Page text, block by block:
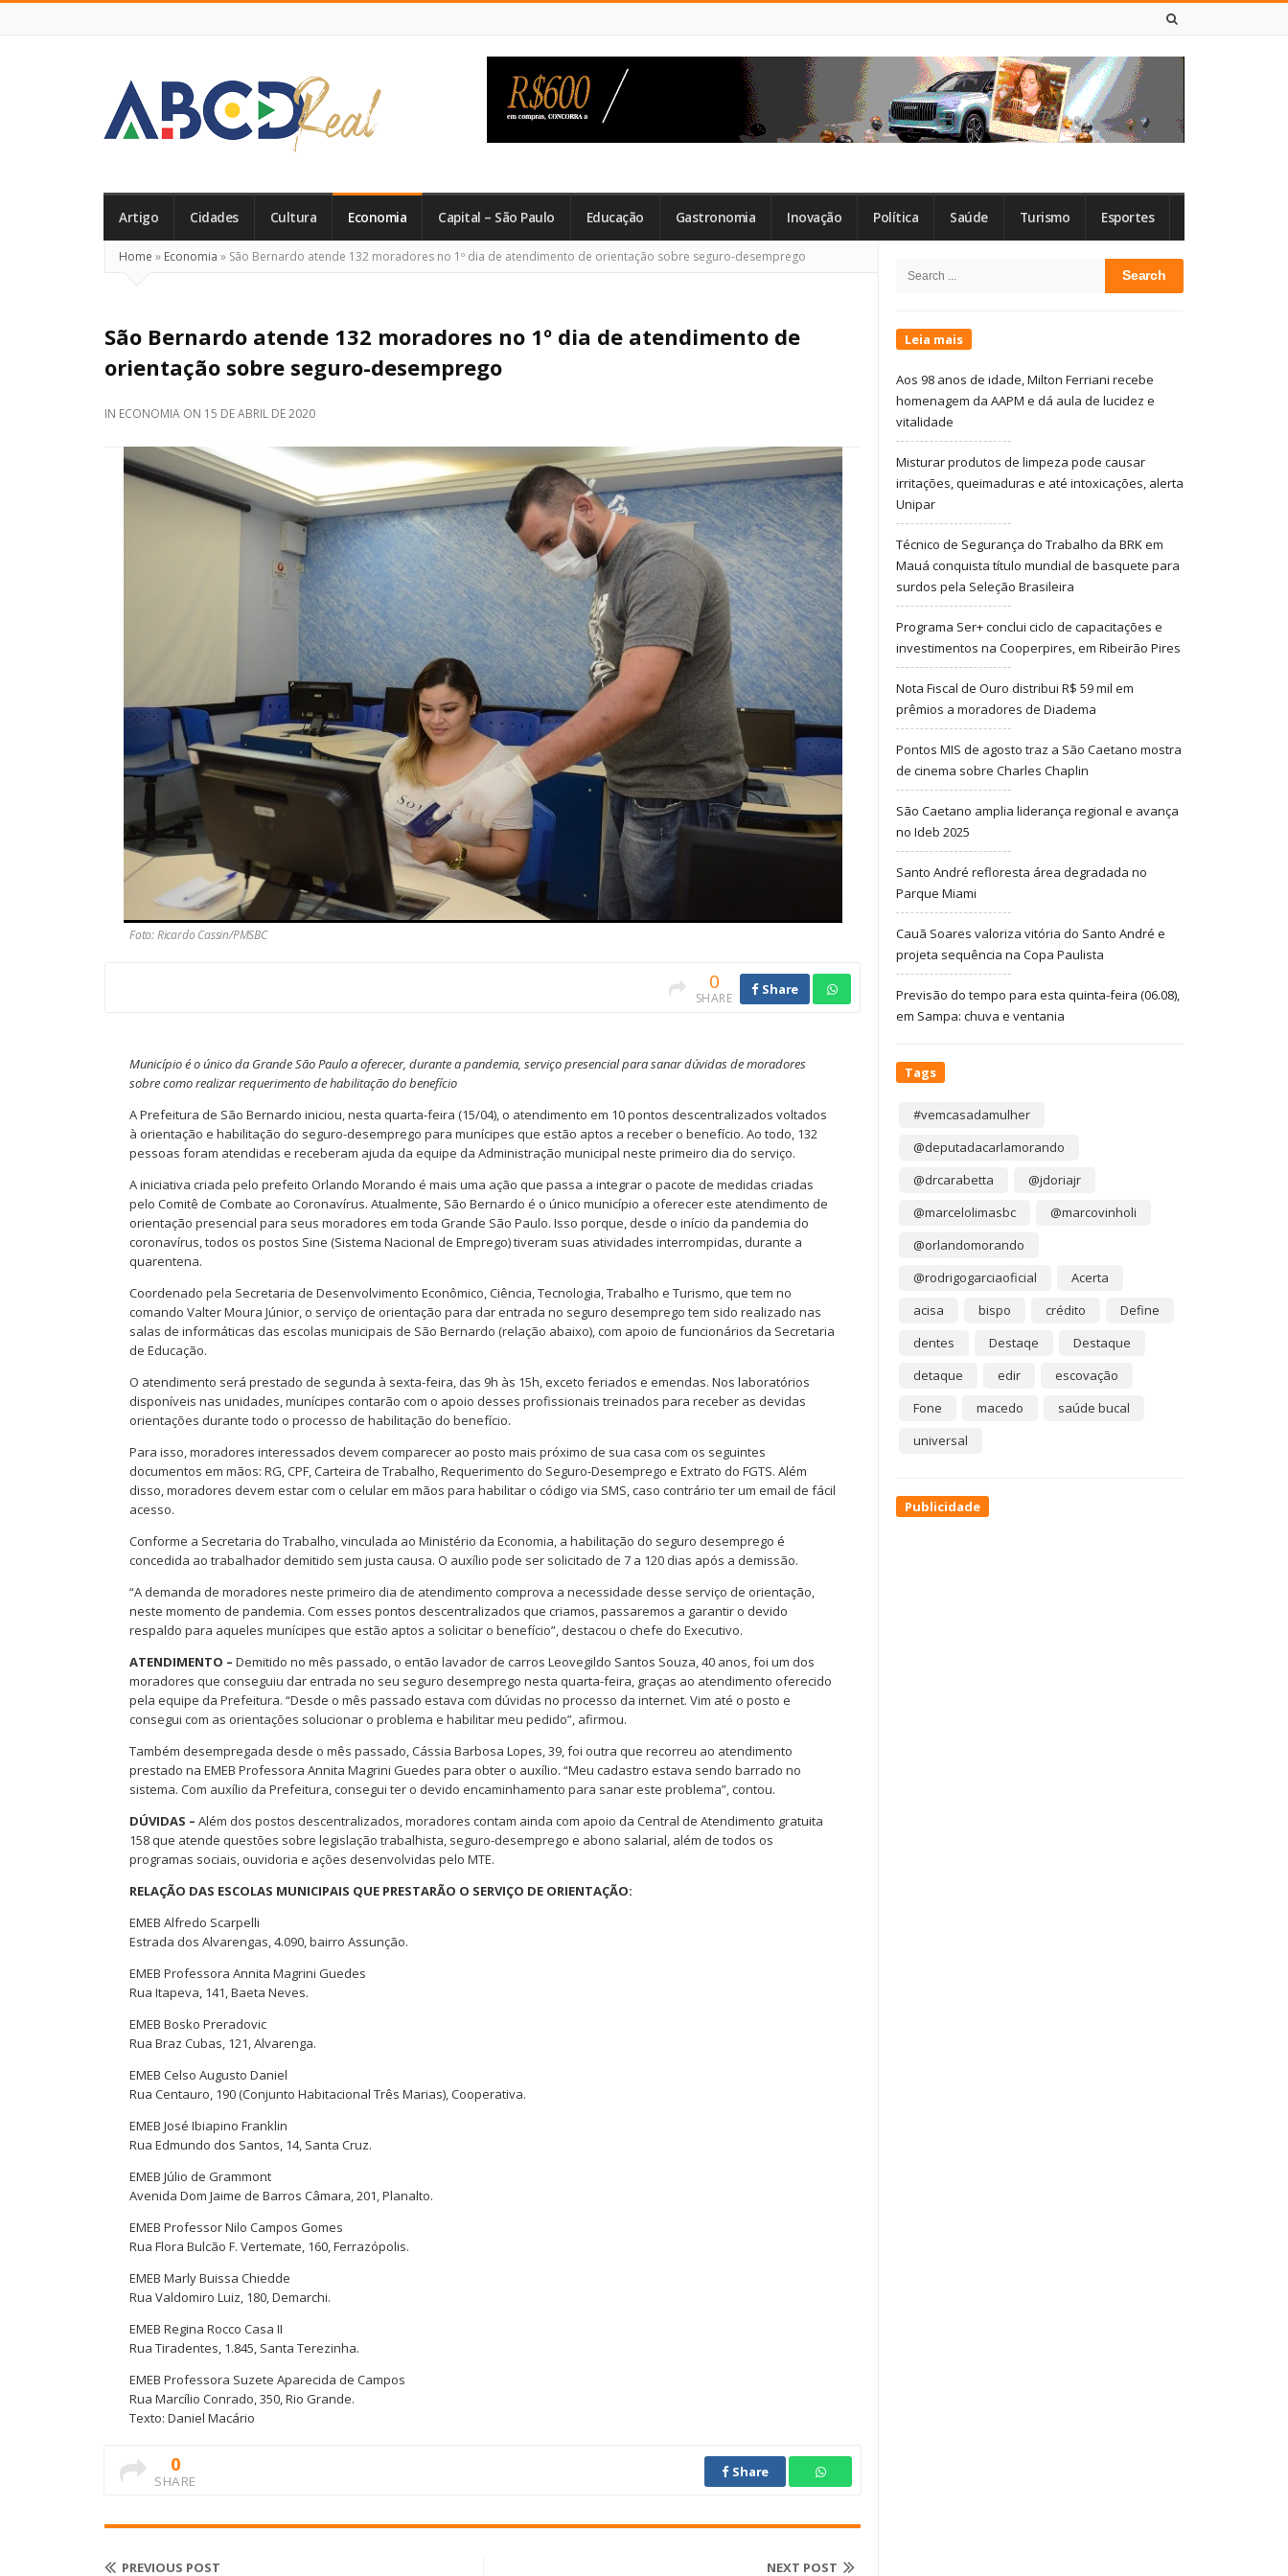
Real
Artigo Cidades Cultura Economia Capital – São Paulo Educação Gastronomia Inovação Política Saúde Turismo Esportes
Home » Economia » São Bernardo atende 132 moradores no 1º dia de atendimento de orientação sobre seguro-desemprego
São Bernardo atende 132 moradores no 1º dia de atendimento de
orientação sobre seguro-desemprego
IN ECONOMIA ON 15 DE ABRIL DE 2020
Foto: Ricardo Cassin/PMSBC
0
SHARE
Share
Município é o único da Grande São Paulo a oferecer, durante a pandemia, serviço presencial para sanar dúvidas de moradores
sobre como realizar requerimento de habilitação do benefício
A Prefeitura de São Bernardo iniciou, nesta quarta-feira (15/04), o atendimento em 10 pontos descentralizados voltados
à orientação e habilitação do seguro-desemprego para munícipes que estão aptos a receber o benefício. Ao todo, 132
pessoas foram atendidas e receberam ajuda da equipe da Administração municipal neste primeiro dia do serviço.
A iniciativa criada pelo prefeito Orlando Morando é mais uma ação que passa a integrar o pacote de medidas criadas
pelo Comitê de Combate ao Coronavírus. Atualmente, São Bernardo é o único município a oferecer este atendimento de
orientação presencial para seus moradores em toda Grande São Paulo. Isso porque, desde o início da pandemia do
coronavírus, todos os postos Sine (Sistema Nacional de Emprego) tiveram suas atividades interrompidas, durante a
quarentena.
Coordenado pela Secretaria de Desenvolvimento Econômico, Ciência, Tecnologia, Trabalho e Turismo, que tem no
comando Valter Moura Júnior, o serviço de orientação para dar entrada no seguro desemprego tem sido realizado nas
salas de informáticas das escolas municipais de São Bernardo (relação abaixo), com apoio de funcionários da Secretaria
de Educação.
O atendimento será prestado de segunda à sexta-feira, das 9h às 15h, exceto feriados e emendas. Nos laboratórios
disponíveis nas unidades, munícipes contarão com o apoio desses profissionais treinados para receber as devidas
orientações durante todo o processo de habilitação do benefício.
Para isso, moradores interessados devem comparecer ao posto mais próximo de sua casa com os seguintes
documentos em mãos: RG, CPF, Carteira de Trabalho, Requerimento do Seguro-Desemprego e Extrato do FGTS. Além
disso, moradores devem estar com o celular em mãos para habilitar o código via SMS, caso contrário ter um email de fácil
acesso.
Conforme a Secretaria do Trabalho, vinculada ao Ministério da Economia, a habilitação do seguro desemprego é
concedida ao trabalhador demitido sem justa causa. O auxílio pode ser solicitado de 7 a 120 dias após a demissão.
“A demanda de moradores neste primeiro dia de atendimento comprova a necessidade desse serviço de orientação,
neste momento de pandemia. Com esses pontos descentralizados que criamos, passaremos a garantir o devido
respaldo para aqueles munícipes que estão aptos a solicitar o benefício”, destacou o chefe do Executivo.
ATENDIMENTO – Demitido no mês passado, o então lavador de carros Leovegildo Santos Souza, 40 anos, foi um dos
moradores que conseguiu dar entrada no seu seguro desemprego nesta quarta-feira, graças ao atendimento oferecido
pela equipe da Prefeitura. “Desde o mês passado estava com dúvidas no processo da internet. Vim até o posto e
consegui com as orientações solucionar o problema e habilitar meu pedido”, afirmou.
Também desempregada desde o mês passado, Cássia Barbosa Lopes, 39, foi outra que recorreu ao atendimento
prestado na EMEB Professora Annita Magrini Guedes para obter o auxílio. “Meu cadastro estava sendo barrado no
sistema. Com auxílio da Prefeitura, consegui ter o devido encaminhamento para sanar este problema”, contou.
DÚVIDAS – Além dos postos descentralizados, moradores contam ainda com apoio da Central de Atendimento gratuita
158 que atende questões sobre legislação trabalhista, seguro-desemprego e abono salarial, além de todos os
programas sociais, ouvidoria e ações desenvolvidas pelo MTE.
RELAÇÃO DAS ESCOLAS MUNICIPAIS QUE PRESTARÃO O SERVIÇO DE ORIENTAÇÃO:
EMEB Alfredo Scarpelli
Estrada dos Alvarengas, 4.090, bairro Assunção.
EMEB Professora Annita Magrini Guedes
Rua Itapeva, 141, Baeta Neves.
EMEB Bosko Preradovic
Rua Braz Cubas, 121, Alvarenga.
EMEB Celso Augusto Daniel
Rua Centauro, 190 (Conjunto Habitacional Três Marias), Cooperativa.
EMEB José Ibiapino Franklin
Rua Edmundo dos Santos, 14, Santa Cruz.
EMEB Júlio de Grammont
Avenida Dom Jaime de Barros Câmara, 201, Planalto.
EMEB Professor Nilo Campos Gomes
Rua Flora Bulcão F. Vertemate, 160, Ferrazópolis.
EMEB Marly Buissa Chiedde
Rua Valdomiro Luiz, 180, Demarchi.
EMEB Regina Rocco Casa II
Rua Tiradentes, 1.845, Santa Terezinha.
EMEB Professora Suzete Aparecida de Campos
Rua Marcílio Conrado, 350, Rio Grande.
Texto: Daniel Macário
0
SHARE
Share
PREVIOUS POST NEXT POST
Sidebar
Search
Leia mais
Aos 98 anos de idade, Milton Ferriani recebe
homenagem da AAPM e dá aula de lucidez e
vitalidade
Misturar produtos de limpeza pode causar
irritações, queimaduras e até intoxicações, alerta
Unipar
Técnico de Segurança do Trabalho da BRK em
Mauá conquista título mundial de basquete para
surdos pela Seleção Brasileira
Programa Ser+ conclui ciclo de capacitações e
investimentos na Cooperpires, em Ribeirão Pires
Nota Fiscal de Ouro distribui R$ 59 mil em
prêmios a moradores de Diadema
Pontos MIS de agosto traz a São Caetano mostra
de cinema sobre Charles Chaplin
São Caetano amplia liderança regional e avança
no Ideb 2025
Santo André refloresta área degradada no
Parque Miami
Cauã Soares valoriza vitória do Santo André e
projeta sequência na Copa Paulista
Previsão do tempo para esta quinta-feira (06.08),
em Sampa: chuva e ventania
Tags
#vemcasadamulher
@deputadacarlamorando
@drcarabetta
@jdoriajr
@marcelolimasbc
@marcovinholi
@orlandomorando
@rodrigogarciaoficial
Acerta
acisa
bispo crédito
Define
dentes
Destaqe
Destaque
detaque
edir
escovação
Fone
macedo
saúde bucal
universal
Publicidade